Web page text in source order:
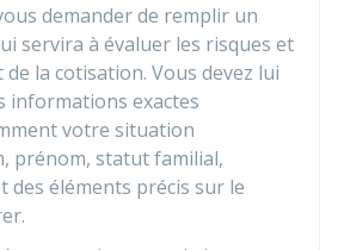
demander de remplir un
servira à évaluer les risques et
la cotisation. Vous devez lui
informations exactes
votre situation
prénom, statut familial,
des éléments précis sur le